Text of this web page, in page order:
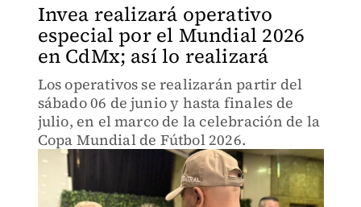
Invea realizará operativo
especial por el Mundial 2026
en CdMx; así lo realizará
Los operativos se realizarán partir del
sábado 06 de junio y hasta finales de
julio, en el marco de la celebración de la
Copa Mundial de Fútbol 2026.